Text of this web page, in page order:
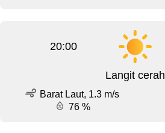
20:00
Langit cerah
Barat Laut, 1.3 m/s
76 %